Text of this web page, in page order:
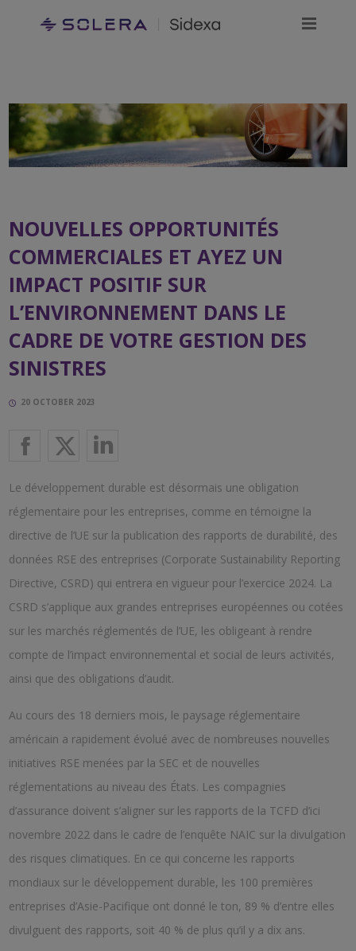
NOUVELLES OPPORTUNITÉS
COMMERCIALES ET AYEZ UN
IMPACT POSITIF SUR
L’ENVIRONNEMENT DANS LE
CADRE DE VOTRE GESTION DES
SINISTRES
20 OCTOBER 2023
Le développement durable est désormais une obligation
réglementaire pour les entreprises, comme en témoigne la
directive de l’UE sur la publication des rapports de durabilité, des
données RSE des entreprises (Corporate Sustainability Reporting
Directive, CSRD) qui entrera en vigueur pour l’exercice 2024. La
CSRD s’applique aux grandes entreprises européennes ou cotées
sur les marchés réglementés de l’UE, les obligeant à rendre
compte de l’impact environnemental et social de leurs activités,
ainsi que des obligations d’audit.
Au cours des 18 derniers mois, le paysage réglementaire
américain a rapidement évolué avec de nombreuses nouvelles
initiatives RSE menées par la SEC et de nouvelles
réglementations au niveau des États. Les compagnies
d’assurance doivent s’aligner sur les rapports de la TCFD d’ici
novembre 2022 dans le cadre de l’enquête NAIC sur la divulgation
des risques climatiques. En ce qui concerne les rapports
mondiaux sur le développement durable, les 100 premières
entreprises d’Asie-Pacifique ont donné le ton, 89 % d’entre elles
divulguent des rapports, soit 40 % de plus qu’il y a dix ans.